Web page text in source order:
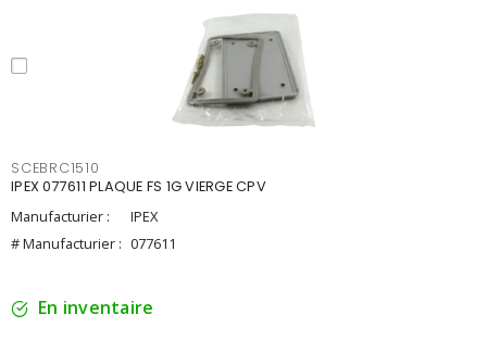
SCEBRC1510
IPEX 077611 PLAQUE FS 1G VIERGE CPV
Manufacturier :
IPEX
# Manufacturier : 077611
En inventaire